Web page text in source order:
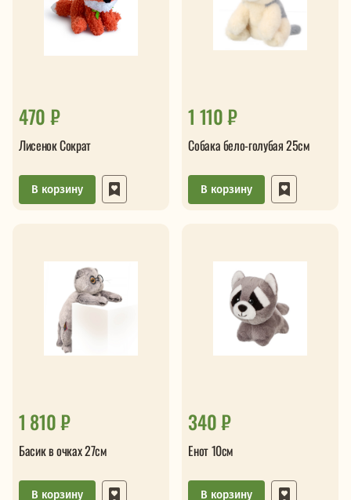
470 ₽
Лисенок Сократ
В корзину
1 110 ₽
Собака бело-голубая 25см
В корзину
1 810 ₽
Басик в очках 27см
В корзину
340 ₽
Енот 10см
В корзину